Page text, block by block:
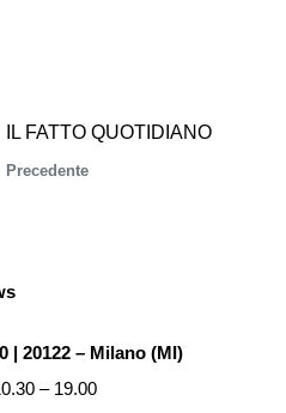
IL FATTO QUOTIDIANO
Precedente
| 20122 – Milano (MI)
– 19.00